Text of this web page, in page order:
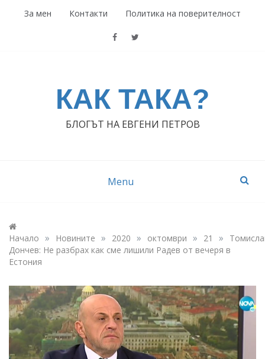
За мен Контакти Политика на поверителност
КАК ТАКА?
БЛОГЪТ НА ЕВГЕНИ ПЕТРОВ
Menu
Начало » Новините » 2020 » октомври » 21 »
Дончев: Не разбрах как сме лишили Радев от вечеря в
Естония